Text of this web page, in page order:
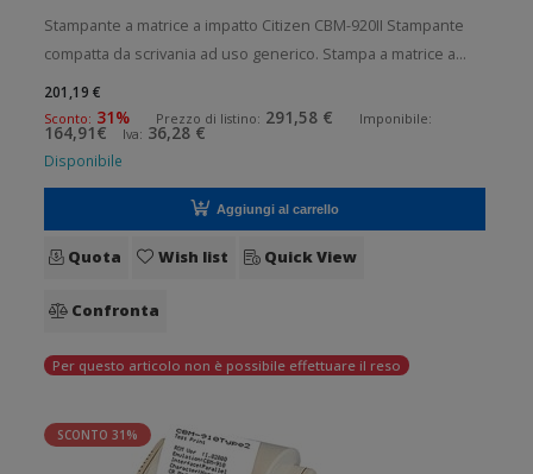
Stampante a matrice a impatto Citizen CBM-920II Stampante
compatta da scrivania ad uso generico. Stampa a matrice a
impatto. Velocit di stampa: 1 lps Risoluzione di stampa: 40
colonne Supporto di stampa: Ricevute Connettivit: Parallela
Dotazi
201,19 €
Sconto: 31% Prezzo di listino: 291,58 € Imponibile:
164,91€ Iva: 36,28 €
Disponibile
Aggiungi al carrello
Quota Wish list Quick View
Confronta
Per questo articolo non è possibile effettuare il reso
SCONTO 31%